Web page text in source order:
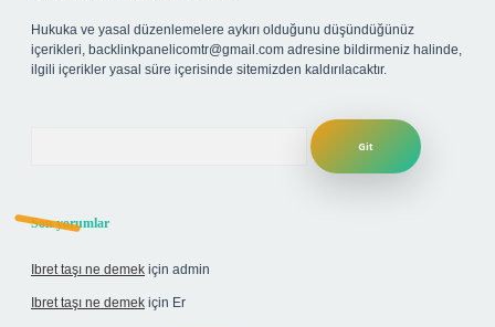
Hukuka ve yasal düzenlemelere aykırı olduğunu düşündüğünüz
içerikleri, backlinkpanelicomtr@gmail.com adresine bildirmeniz halinde,
ilgili içerikler yasal süre içerisinde sitemizden kaldırılacaktır.
Son yorumlar
Ibret taşı ne demek için admin
Ibret taşı ne demek için Er